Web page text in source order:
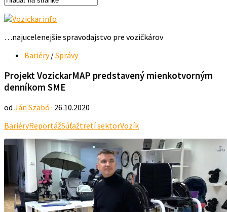
…najucelenejšie spravodajstvo pre vozičkárov
Bariéry /Správy
Projekt VozickarMAP predstavený mienkotvorným
denníkom SME
od Ján Szabó · 26.10.2020
BariéryReportážSúťažtretí sektorVozík